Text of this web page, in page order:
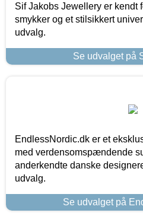
Sif Jakobs Jewellery er kendt
smykker og et stilsikkert
udvalg.
Se udvalget på
EndlessNordic.dk er et
med verdensomspændende
anderkendte danske
udvalg.
Se udvalget på